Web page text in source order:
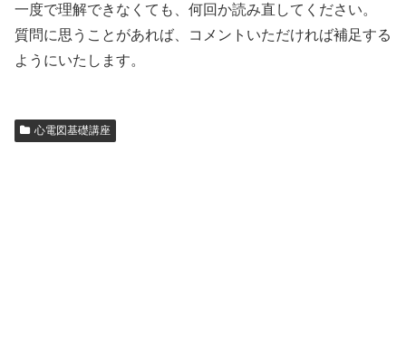
一度で理解できなくても、何回か読み直してください。
質問に思うことがあれば、コメントいただければ補足する
ようにいたします。
心電図基礎講座